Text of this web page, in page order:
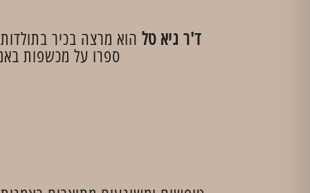
ד'ר גיא טלהוא מרצה בכיר
ספרו על מכשפות